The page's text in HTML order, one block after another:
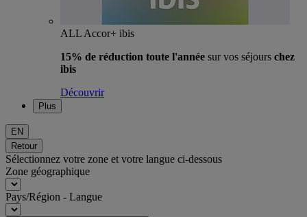
ALL Accor+ ibis
15% de réduction toute l'année sur vos séjours chez
ibis
Découvrir
Plus
EN
Retour
Sélectionnez votre zone et votre langue ci-dessous
Zone géographique
Pays/Région - Langue